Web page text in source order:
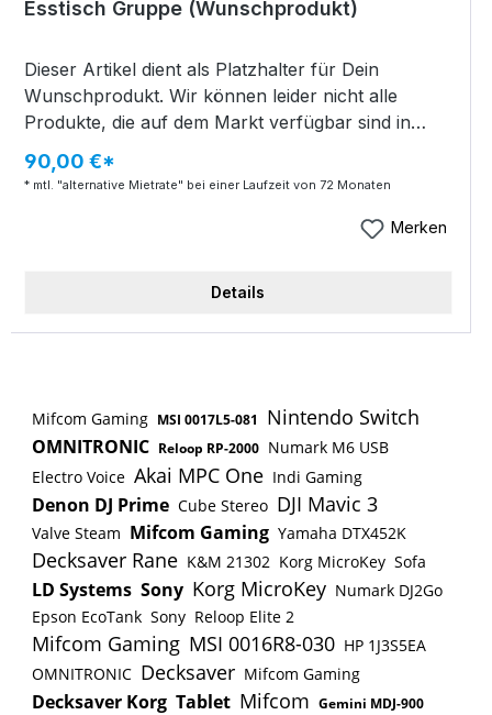
Esstisch Gruppe (Wunschprodukt)
Dieser Artikel dient als Platzhalter für Dein
Wunschprodukt. Wir können leider nicht alle
Produkte, die auf dem Markt verfügbar sind in
unserem Onlineshop abbilden. Daher bieten wir Dir
hier die Möglichkeit genau Dein Wunschprodukt zu
Wunschprodukt in den Warenkorb und stellst eine
Daraufhin schickst Du uns per Email einen Link
Wunschprodukt. Dies funktioniert am besten,
angegebenen Kosten in diesem Artikel gelten nur
als Beispiel. Wenn Dein Wunschprodukt günstiger
ist, sinkt natürlich auch die finale alternative
Mietkaufrate. Wir prüfen zeitnah, ob wir den
Artikel beschaffen können und erstellen dann ein
unverbindliches Angebot für Dich mit der finalen
monatlichen alternativen Mietkaufrate. Wenn Dir
unser Angebot zusagt, sendest Du den Vertrag
unterschrieben an uns zurück. Sobald uns alle
Unterlagen vorliegen und die 1. Rate bei uns
eingegangen ist, bestellen wir Dein
Wunschprodukt und senden es Dir zu.
90,00 €*
* mtl. "alternative Mietrate" bei einer Laufzeit von 72 Monaten
Merken
Details
Mifcom Gaming MSI 0017L5-081 Nintendo Switch
OMNITRONIC Reloop RP-2000 Numark M6 USB
Electro Voice Akai MPC One Indi Gaming
Denon DJ Prime Cube Stereo DJI Mavic 3
Valve Steam Mifcom Gaming Yamaha DTX452K
Decksaver Rane K&M 21302 Korg MicroKey Sofa
LD Systems Sony Korg MicroKey Numark DJ2Go
Epson EcoTank Sony Reloop Elite 2
Mifcom Gaming MSI 0016R8-030 HP 1J3S5EA
OMNITRONIC Decksaver Mifcom Gaming
Decksaver Korg Tablet Mifcom Gemini MDJ-900